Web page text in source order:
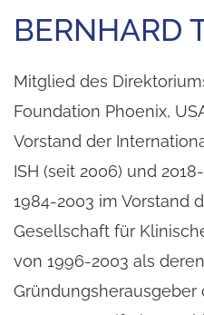
BERNHARD
Mitglied des
Foundation Phoenix,
Vorstand der
ISH (seit 2006) und
1984-2003 im Vorstand
Gesellschaft für
von 1996-2003 als
Gründungsherausgeber